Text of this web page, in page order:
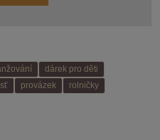
dárek pro děti
provázek rolničky